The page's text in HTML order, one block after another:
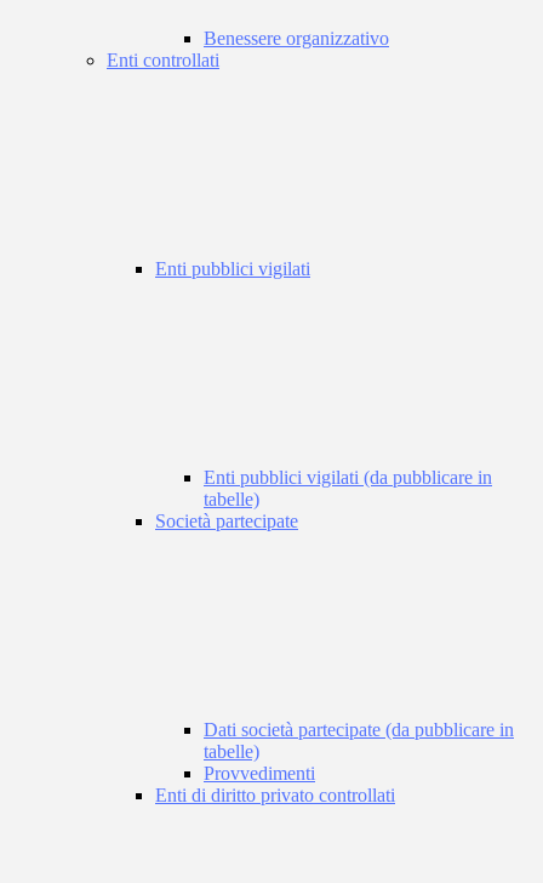
Benessere organizzativo
Enti controllati
Enti pubblici vigilati
Enti pubblici vigilati (da pubblicare in
tabelle)
Società partecipate
Dati società partecipate (da pubblicare in
tabelle)
Provvedimenti
Enti di diritto privato controllati